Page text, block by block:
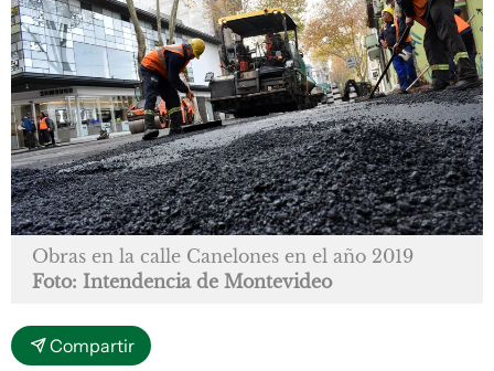
Obras en la calle Canelones en el año 2019
Foto: Intendencia de Montevideo
Compartir